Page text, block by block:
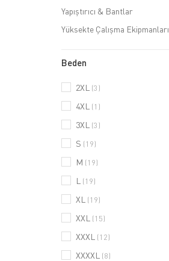
Yapıştırıcı & Bantlar
Yüksekte Çalışma Ekipmanları
Beden
2XL (3)
4XL (1)
3XL (3)
S (19)
M (19)
L (19)
XL (19)
XXL (15)
XXXL (12)
XXXXL (8)